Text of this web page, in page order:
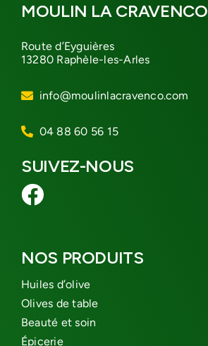
MOULIN LA CRAVENCO
Route d’Eyguières
13280 Raphèle-les-Arles
info@moulinlacravenco.com
04 88 60 56 15
SUIVEZ-NOUS
NOS PRODUITS
Huiles d’olive
Olives de table
Beauté et soin
Épicerie